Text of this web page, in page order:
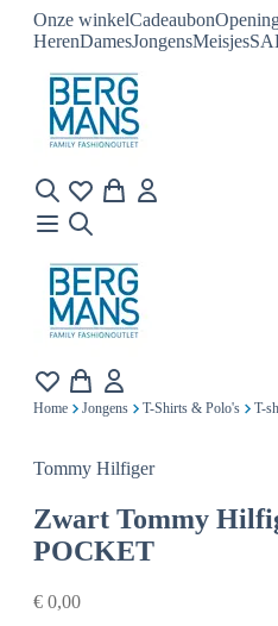
Onze winkelCadeaubon
HerenDamesJongensMeisjes
Home Jongens T-Shirts & Polo's T-
Tommy Hilfiger
Zwart Tommy
POCKET
€ 0,00